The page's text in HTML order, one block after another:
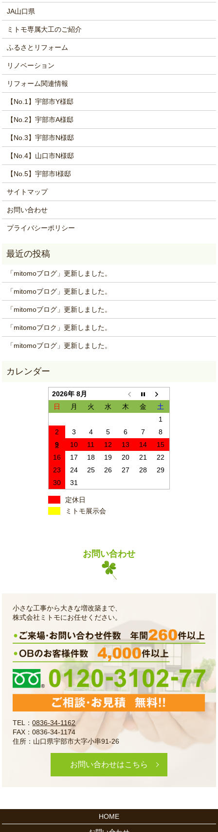
JA山口県
ミトモ専属大工のご紹介
ふるさとリフォーム
リノベーション
リフォーム関連情報
【No.1】宇部市Y様邸
【No.2】宇部市A様邸
【No.3】宇部市N様邸
【No.4】山口市N様邸
【No.5】宇部市I様邸
サイトマップ
お問い合わせ
プライバシーポリシー
「mitomoブログ」更新しました。
「mitomoブログ」更新しました。
「mitomoブログ」更新しました。
「mitomoブロク」更新しました。
「mitomoブログ」更新しました。
2026年 8月
日
月 火 水 木 金
土
1
2
3 4 5 6 7
8
9
10 11 12 13 14
15
16
17 18 19 20 21
22
23
24 25 26 27 28
29
30
31
定休日
ミトモ展示会
お問い合わせ
小さな工事から大きな増改築まで、
株式会社ミトモにお任せください。
TEL：0836-34-1162
FAX：0836-34-1174
住所：山口県宇部市大字小串91-26
お問い合わせはこちら
HOME